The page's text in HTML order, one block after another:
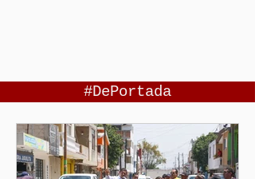
#DePortada